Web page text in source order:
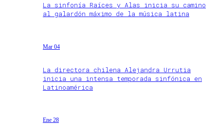
La sinfonía Raíces y Alas inicia su camino
al galardón máximo de la música latina
Mar 04
La directora chilena Alejandra Urrutia
inicia una intensa temporada sinfónica en
Latinoamérica
Ene 28